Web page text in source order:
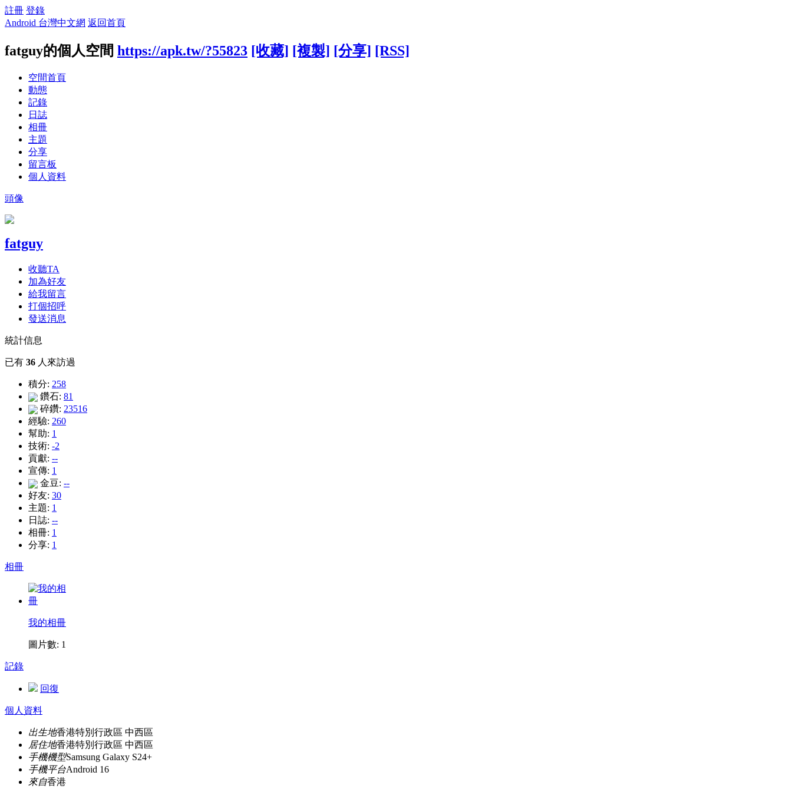
註冊 登錄
Android 台灣中文網 返回首頁
fatguy的個人空間 https://apk.tw/?55823 [收藏] [複製] [分享] [RSS]
空間首頁
動態
記錄
日誌
相冊
主題
分享
留言板
個人資料
頭像
fatguy
收聽TA
加為好友
給我留言
打個招呼
發送消息
統計信息
已有 36 人來訪過
積分: 258
鑽石: 81
碎鑽: 23516
經驗: 260
幫助: 1
技術: -2
貢獻: --
宣傳: 1
金豆: --
好友: 30
主題: 1
日誌: --
相冊: 1
分享: 1
相冊
我的相冊
圖片數: 1
記錄
回復
個人資料
出生地香港特別行政區 中西區
居住地香港特別行政區 中西區
手機機型Samsung Galaxy S24+
手機平台Android 16
來自香港